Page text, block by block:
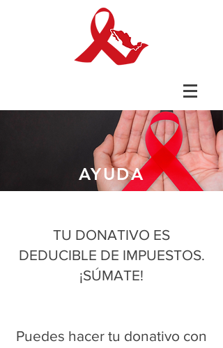
AYUDA
TU DONATIVO ES
DEDUCIBLE DE IMPUESTOS.
¡SÚMATE!
Puedes hacer tu donativo con